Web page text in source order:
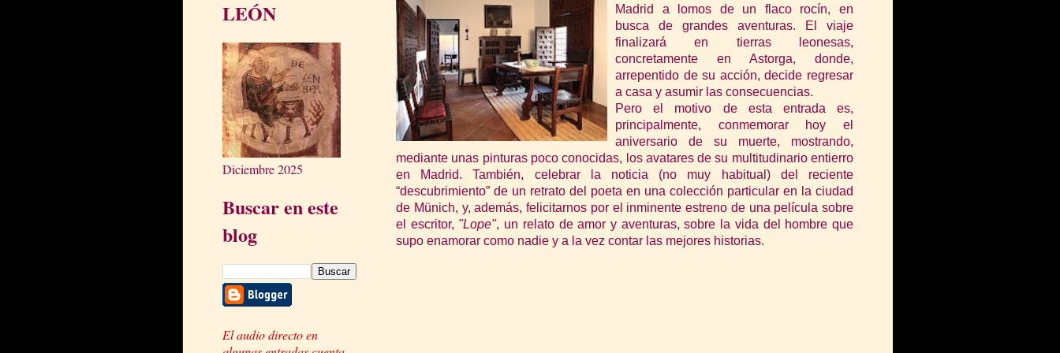
LEÓN
Diciembre 2025
Buscar en este
blog
El audio directo en
Madrid a lomos de un flaco rocín, en
busca de grandes aventuras. El viaje
finalizará en tierras leonesas,
concretamente en Astorga, donde,
arrepentido de su acción, decide regresar
a casa y asumir las consecuencias.
Pero el motivo de esta entrada es,
principalmente, conmemorar hoy el
aniversario de su muerte, mostrando,
mediante unas pinturas poco conocidas, los avatares de su multitudinario entierro
en Madrid. También, celebrar la noticia (no muy habitual) del reciente
“descubrimiento” de un retrato del poeta en una colección particular en la ciudad
de Münich, y, además, felicitarnos por el inminente estreno de una película sobre
el escritor, "Lope", un relato de amor y aventuras, sobre la vida del hombre que
supo enamorar como nadie y a la vez contar las mejores historias.